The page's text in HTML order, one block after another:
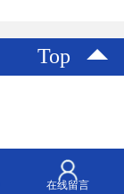
Top
在线留言